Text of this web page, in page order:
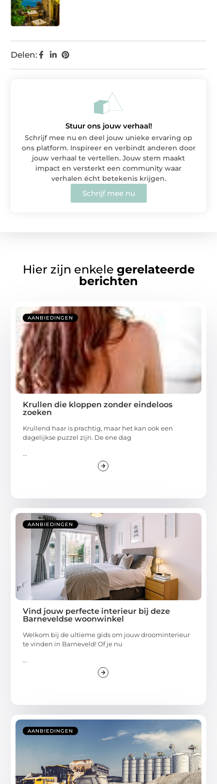
Delen:
Stuur ons jouw verhaal!
Schrijf mee nu en deel jouw unieke ervaring op
ons platform. Inspireer en verbindt anderen door
jouw verhaal te vertellen. Jouw stem maakt
impact en versterkt een community waar
verhalen écht betekenis krijgen.
Schrijf mee nu
Hier zijn enkele gerelateerde
berichten
AANBIEDINGEN
Krullen die kloppen zonder eindeloos
zoeken
Krullend haar is prachtig, maar het kan ook een
dagelijkse puzzel zijn. De ene dag
...
AANBIEDINGEN
Vind jouw perfecte interieur bij deze
Barneveldse woonwinkel
Welkom bij de ultieme gids om jouw droominterieur
te vinden in Barneveld! Of je nu
...
AANBIEDINGEN